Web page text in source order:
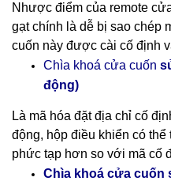
Nhược điểm của remote
gạt chính là dễ bị sao chép
cuốn này được cài cố định
Chìa khoá cửa cuốn
động)
Là mã hóa đặt địa chỉ cố
động, hộp điều khiển có
phức tạp hơn so với mã cố
Chìa khoá cửa cuốn